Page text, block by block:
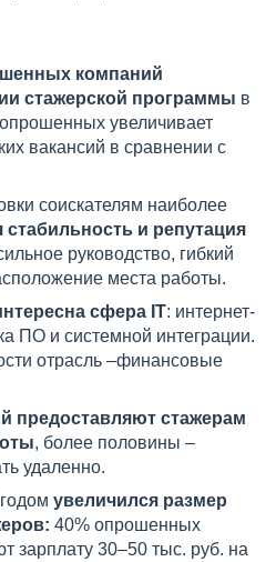
компаний
стажерской программы в
увеличивает
вакансий в сравнении с
соискателям наиболее
и репутация
руководство, гибкий
места работы.
сфера IT: интернет-
ПО и системной интеграции.
отрасль –финансовые
предоставляют стажерам
, более половины –
удаленно.
увеличился размер
40% опрошенных
зарплату 30–50 тыс. руб. на